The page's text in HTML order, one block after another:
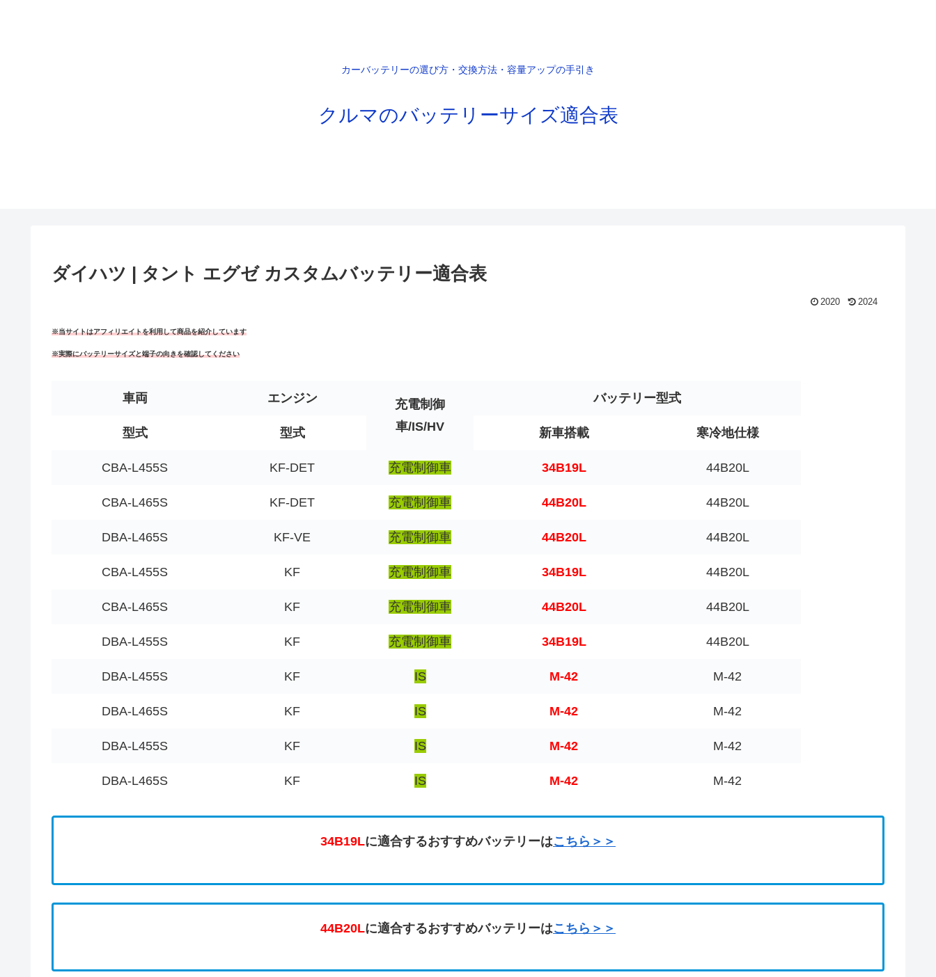
カーバッテリーの選び方・交換方法・容量アップの手引き
クルマのバッテリーサイズ適合表
ダイハツ | タント エグゼ カスタムバッテリー適合表
2020 2024
※当サイトはアフィリエイトを利用して商品を紹介しています
※実際にバッテリーサイズと端子の向きを確認してください
車両 エンジン
充電制御
車/IS/HV
バッテリー型式
型式 型式 新車搭載 寒冷地仕様
CBA-L455S KF-DET 充電制御車 34B19L 44B20L
CBA-L465S KF-DET 充電制御車 44B20L 44B20L
DBA-L465S KF-VE 充電制御車 44B20L 44B20L
CBA-L455S KF 充電制御車 34B19L 44B20L
CBA-L465S KF 充電制御車 44B20L 44B20L
DBA-L455S KF 充電制御車 34B19L 44B20L
DBA-L455S KF IS M-42 M-42
DBA-L465S KF IS M-42 M-42
DBA-L455S KF IS M-42 M-42
DBA-L465S KF IS M-42 M-42
34B19Lに適合するおすすめバッテリーはこちら＞＞
44B20Lに適合するおすすめバッテリーはこちら＞＞